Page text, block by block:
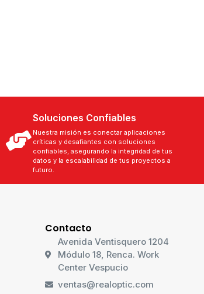
Soluciones Confiables
Nuestra misión es conectar aplicaciones
críticas y desafiantes con soluciones
confiables, asegurando la integridad de tus
datos y la escalabilidad de tus proyectos a
futuro.
Contacto
Avenida Ventisquero 1204
Módulo 18, Renca. Work
Center Vespucio
ventas@realoptic.com